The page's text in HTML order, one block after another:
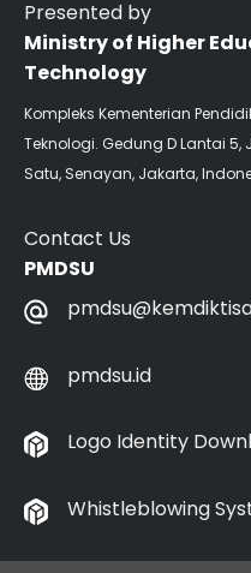
Presented by
Ministry of Higher
Technology
Kompleks Kementerian
Teknologi. Gedung D Lantai
Satu, Senayan, Jakarta,
Contact Us
PMDSU
pmdsu.id
Logo Identity
Whistleblowing